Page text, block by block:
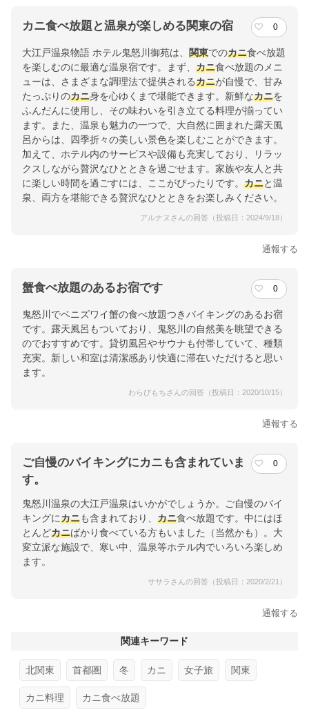
カニ食べ放題と温泉が楽しめる関東の宿 0
大江戸温泉物語 ホテル鬼怒川御苑は、 関東でのカニ食べ放題
を楽しむのに最適な温泉宿です。まず、 カニ食べ放題のメニ
ューは、さまざまな調理法で提供されるカニが自慢で、甘み
たっぷりのカニ身を心ゆくまで堪能できます。新鮮なカニを
ふんだんに使用し、その味わいを引き立てる料理が揃ってい
ます。また、温泉も魅力の一つで、大自然に囲まれた露天風
呂からは、四季折々の美しい景色を楽しむことができます。
加えて、ホテル内のサービスや設備も充実しており、リラッ
クスしながら贅沢なひとときを過ごせます。家族や友人と共
に楽しい時間を過ごすには、ここがぴったりです。 カニと温
泉、両方を堪能できる贅沢なひとときをお楽しみください。
アルナヌさんの回答（投稿日：2024/9/18）
通報する
蟹食べ放題のあるお宿です 0
鬼怒川でベニズワイ蟹の食べ放題つきバイキングのあるお宿
です。露天風呂もついており、鬼怒川の自然美を眺望できる
のでおすすめです。貸切風呂やサウナも付帯していて、種類
充実。新しい和室は清潔感あり快適に滞在いただけると思い
ます。
わらびもちさんの回答（投稿日：2020/10/15）
通報する
ご自慢のバイキングにカニも含まれていま
す。
0
鬼怒川温泉の大江戸温泉はいかがでしょうか。ご自慢のバイ
キングにカニも含まれており、 カニ食べ放題です。中にはほ
とんどカニばかり食べている方もいました（当然かも）。大
変立派な施設で、寒い中、温泉等ホテル内でいろいろ楽しめ
ます。
ササラさんの回答（投稿日：2020/2/21）
通報する
関連キーワード
北関東 首都圏 冬 カニ 女子旅 関東
カニ料理 カニ食べ放題